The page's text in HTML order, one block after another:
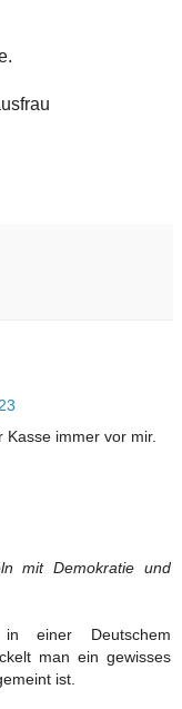
Kasse immer vor mir.
mit Demokratie und
einer Deutschem
man ein gewisses
ist.